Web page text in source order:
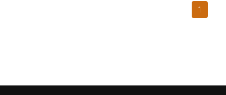
1